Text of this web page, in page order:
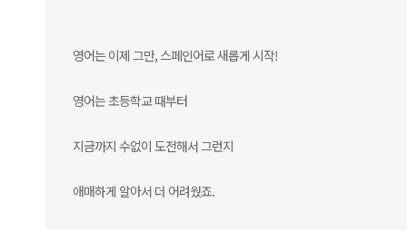
영어는 이제 그만, 스페인어로 새롭게 시작!
영어는 초등학교 때부터
지금까지 수없이 도전해서 그런지
애매하게 알아서 더 어려웠죠.